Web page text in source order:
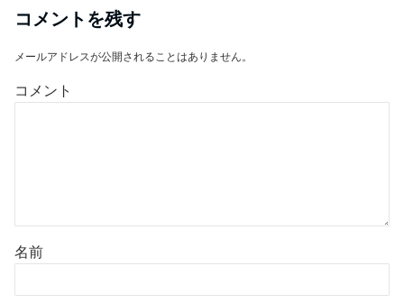
コメントを残す
メールアドレスが公開されることはありません。
コメント
名前